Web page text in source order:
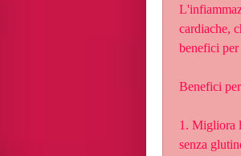
cardiache,
benefici per
Benefici
1. Migliora
senza